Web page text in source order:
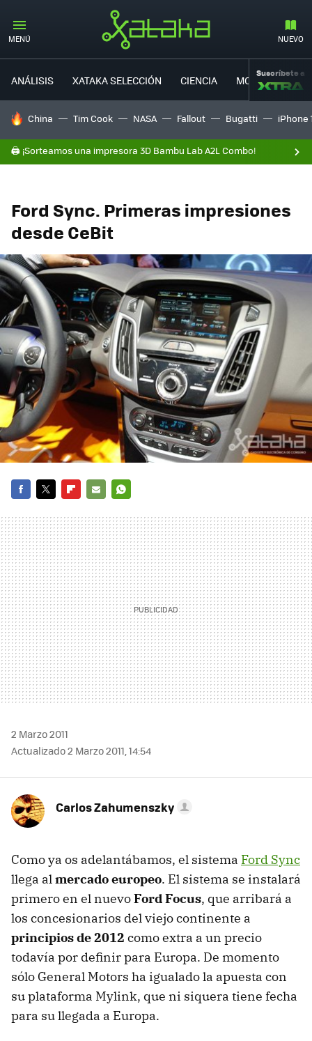
MENÚ NUEVO
ANÁLISIS XATAKA SELECCIÓN CIENCIA MOVILIDAD
Suscríbete a
HOY SE HABLA DE
China Tim Cook NASA Fallout Bugatti iPhone
🖨️ ¡Sorteamos una impresora 3D Bambu Lab A2L Combo!
Ford Sync. Primeras impresiones
desde CeBit
MAIL
2 Marzo 2011
Actualizado 2 Marzo 2011, 14:54
Carlos Zahumenszky
Como ya os adelantábamos, el sistema Ford Sync
llega almercado europeo. El sistema se instalará
primero en el nuevoFord Focus, que arribará a
los concesionarios del viejo continente a
principios de 2012 como extra a un precio
todavía por definir para Europa. De momento
sólo General Motors ha igualado la apuesta con
su plataforma Mylink, que ni siquera tiene fecha
para su llegada a Europa.